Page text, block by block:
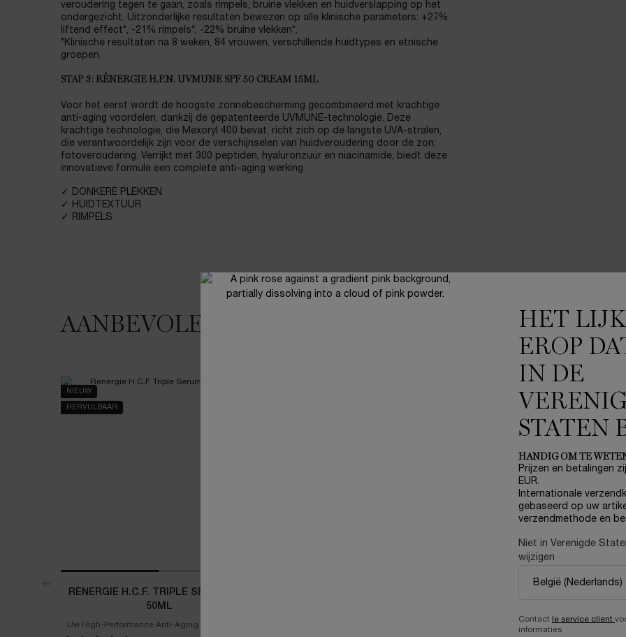
veroudering tegen te gaan, zoals rimpels, bruine vlekken en huidverslapping op het
ondergezicht. Uitzonderlijke resultaten bewezen op alle klinische parameters: +27%
liftend effect*, -21% rimpels*, -22% bruine vlekken*.
*Klinische resultaten na 8 weken, 84 vrouwen, verschillende huidtypes en etnische
groepen.
STAP 3: RÉNERGIE H.P.N. UVMUNE SPF 50 CREAM 15ML
Voor het eerst wordt de hoogste zonnebescherming gecombineerd met krachtige
anti-aging voordelen, dankzij de gepatenteerde UVMUNE-technologie. Deze
krachtige technologie, die Mexoryl 400 bevat, richt zich op de langste UVA-stralen,
die verantwoordelijk zijn voor de verschijnselen van huidveroudering door de zon:
fotoveroudering. Verrijkt met 300 peptiden, hyaluronzuur en niacinamide, biedt deze
innovatieve formule een complete anti-aging werking.
✓ DONKERE PLEKKEN
✓ HUIDTEXTUUR
✓ RIMPELS
JE HOUDT MISSCHIEN VANAANBEVOLEN VOOR JOU
NIEUW
HERVULBAAR
RÉNERGIE H.C.F. TRIPLE SERUM SET
50ML
Uw High-Performance Anti-Aging Huidprotocol
HET
EROP
IN DE
STATEN
HANDIG OM TE
Prijzen en betalingen
EUR.
Internationale
gebaseerd op uw
verzendmethode en
Niet in Verenigde
wijzigen
Contact le service client
informaties